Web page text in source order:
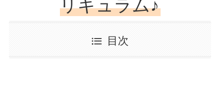
リキュラム♪
目次